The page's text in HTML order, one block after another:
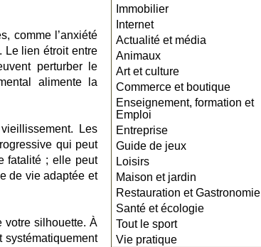
Immobilier
Internet
Actualité et média
Animaux
Art et culture
Commerce et boutique
Enseignement, formation et
Emploi
Entreprise
Guide de jeux
Loisirs
Maison et jardin
Restauration et Gastronomie
Santé et écologie
Tout le sport
Vie pratique
comme l’anxiété
Le lien étroit entre
perturber le
alimente la
Les
qui peut
fatalité ; elle peut
de vie adaptée et
votre silhouette. À
systématiquement